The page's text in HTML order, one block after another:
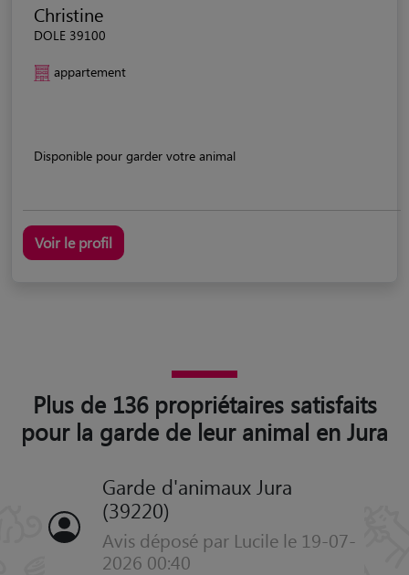
Christine
DOLE 39100
appartement
Disponible pour garder votre animal
Voir le profil
Plus de 136 propriétaires satisfaits
pour la garde de leur animal en Jura
Garde d'animaux Jura
(39220)
Avis déposé par Lucile le 19-07-
2026 00:40